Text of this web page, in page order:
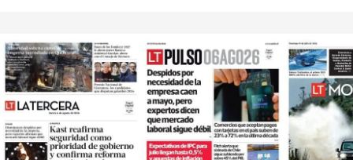
Opens in new window Opens in